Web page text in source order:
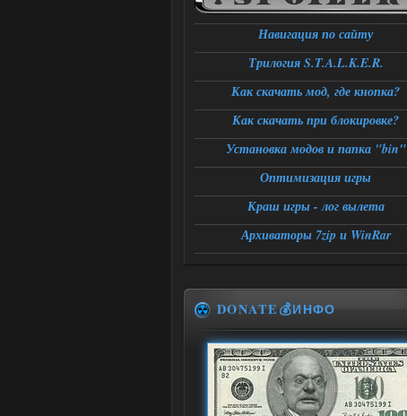
Навигация по сайту
Трилогия S.T.A.L.K.E.R.
Как скачать мод, где кнопка?
Как скачать при блокировке?
Установка модов и папка "bin"
Оптимизация игры
Краш игры - лог вылета
Архиваторы 7zip и WinRar
DONATE💰ИНФО